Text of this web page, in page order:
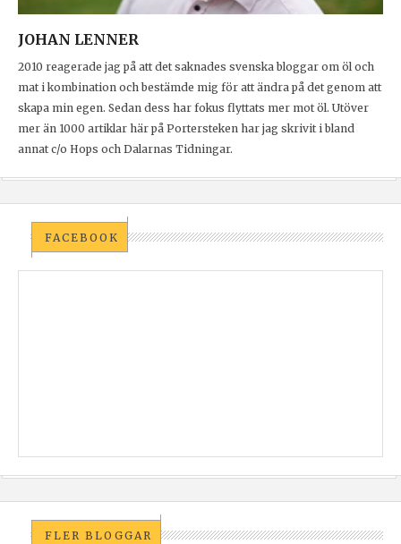
JOHAN LENNER
2010 reagerade jag på att det saknades svenska bloggar om öl och
mat i kombination och bestämde mig för att ändra på det genom att
skapa min egen. Sedan dess har fokus flyttats mer mot öl. Utöver
mer än 1000 artiklar här på Portersteken har jag skrivit i bland
annat c/o Hops och Dalarnas Tidningar.
FACEBOOK
FLER BLOGGAR